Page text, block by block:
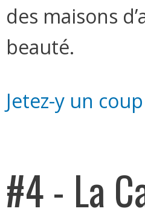
des maisons
beauté.
Jetez-y un
#4 - La